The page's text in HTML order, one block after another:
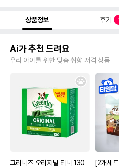
상품정보 후기 1
Ai가 추천 드려요
우리 아이를 위한 맞춤 취향 저격 상품
그리니즈 오리지널 티니 130
[2개세